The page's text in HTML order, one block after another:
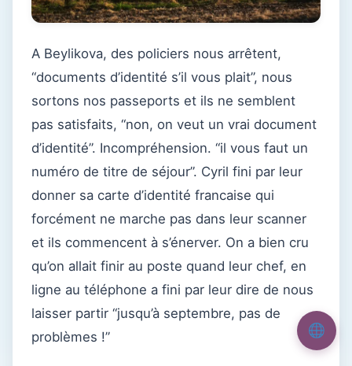
A Beylikova, des policiers nous arrêtent,
“documents d’identité s’il vous plait”, nous
sortons nos passeports et ils ne semblent
pas satisfaits, “non, on veut un vrai document
d’identité”. Incompréhension. “il vous faut un
numéro de titre de séjour”. Cyril fini par leur
donner sa carte d’identité francaise qui
forcément ne marche pas dans leur scanner
et ils commencent à s’énerver. On a bien cru
qu’on allait finir au poste quand leur chef, en
ligne au téléphone a fini par leur dire de nous
laisser partir “jusqu’à septembre, pas de
problèmes !”